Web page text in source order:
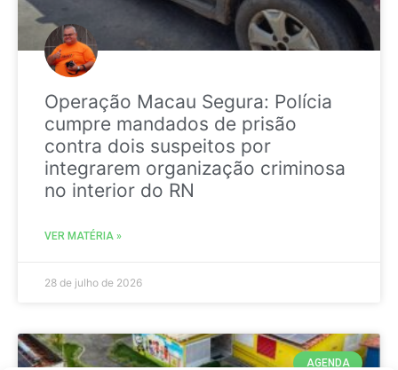
Operação Macau Segura: Polícia
cumpre mandados de prisão
contra dois suspeitos por
integrarem organização criminosa
no interior do RN
VER MATÉRIA »
28 de julho de 2026
AGENDA